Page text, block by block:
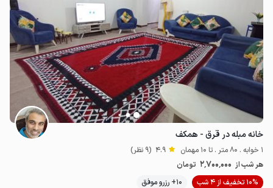
خانه مبله در قرق - همکف
1 خوابه . 80 متر . تا 10 مهمان 4.9 (9 نظر)
هر شب از 2٬700٬000 تومان
10% تخفیف از 4 شب
10+ رزرو موفق